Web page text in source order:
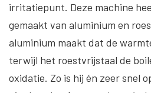
irritatiepunt. Deze machine
gemaakt van aluminium en
aluminium maakt dat de
terwijl het roestvrijstaal de
oxidatie. Zo is hij én zeer snel